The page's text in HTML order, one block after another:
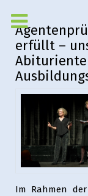
erfüllt –
Im Rahmen